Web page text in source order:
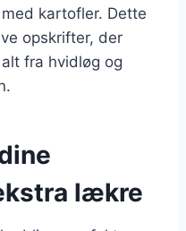
kartofler. Dette
opskrifter, der
fra hvidløg og
lækre